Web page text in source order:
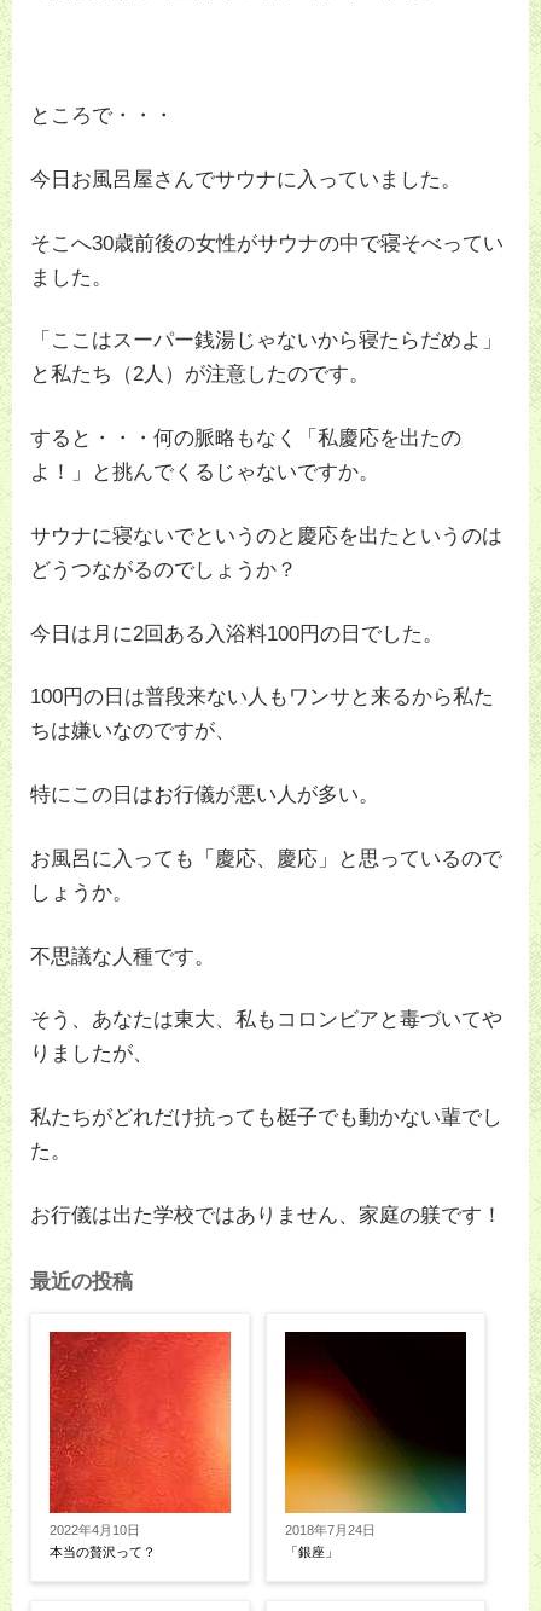
ところで・・・
今日お風呂屋さんでサウナに入っていました。
そこへ30歳前後の女性がサウナの中で寝そべってい
ました。
「ここはスーパー銭湯じゃないから寝たらだめよ」
と私たち（2人）が注意したのです。
すると・・・何の脈略もなく「私慶応を出たの
よ！」と挑んでくるじゃないですか。
サウナに寝ないでというのと慶応を出たというのは
どうつながるのでしょうか？
今日は月に2回ある入浴料100円の日でした。
100円の日は普段来ない人もワンサと来るから私た
ちは嫌いなのですが、
特にこの日はお行儀が悪い人が多い。
お風呂に入っても「慶応、慶応」と思っているので
しょうか。
不思議な人種です。
そう、あなたは東大、私もコロンビアと毒づいてや
りましたが、
私たちがどれだけ抗っても梃子でも動かない輩でし
た。
お行儀は出た学校ではありません、家庭の躾です！
最近の投稿
2022年4月10日
本当の贅沢って？
2018年7月24日
「銀座」